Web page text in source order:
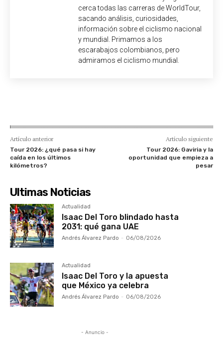
cerca todas las carreras de WorldTour,
sacando análisis, curiosidades,
información sobre el ciclismo nacional
y mundial. Primamos a los
escarabajos colombianos, pero
admiramos el ciclismo mundial.
Artículo anterior
Tour 2026: ¿qué pasa si hay
caída en los últimos
kilómetros?
Artículo siguiente
Tour 2026: Gaviria y la
oportunidad que empieza a
pesar
Ultimas Noticias
Actualidad
Isaac Del Toro blindado hasta
2031: qué gana UAE
Andrés Álvarez Pardo - 06/08/2026
Actualidad
Isaac Del Toro y la apuesta
que México ya celebra
Andrés Álvarez Pardo - 06/08/2026
- Anuncio -